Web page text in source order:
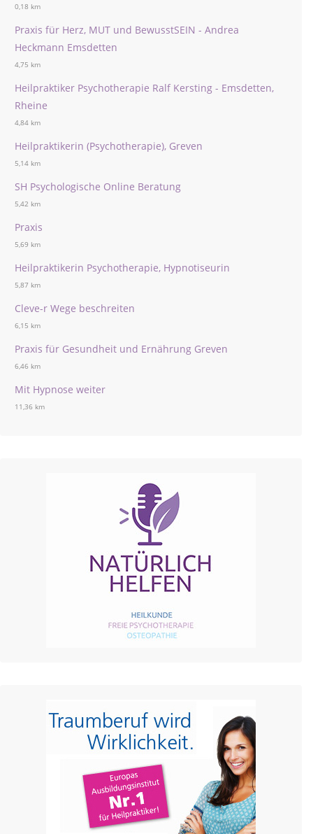
0,18 km
Praxis für Herz, MUT und BewusstSEIN - Andrea
Heckmann Emsdetten
4,75 km
Heilpraktiker Psychotherapie Ralf Kersting - Emsdetten,
Rheine
4,84 km
Heilpraktikerin (Psychotherapie), Greven
5,14 km
SH Psychologische Online Beratung
5,42 km
Praxis
5,69 km
Heilpraktikerin Psychotherapie, Hypnotiseurin
5,87 km
Cleve-r Wege beschreiten
6,15 km
Praxis für Gesundheit und Ernährung Greven
6,46 km
Mit Hypnose weiter
11,36 km